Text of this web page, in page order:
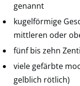
genannt
kugelförmige
mittleren oder
fünf bis zehn
viele gefärbte
gelblich rötlich)